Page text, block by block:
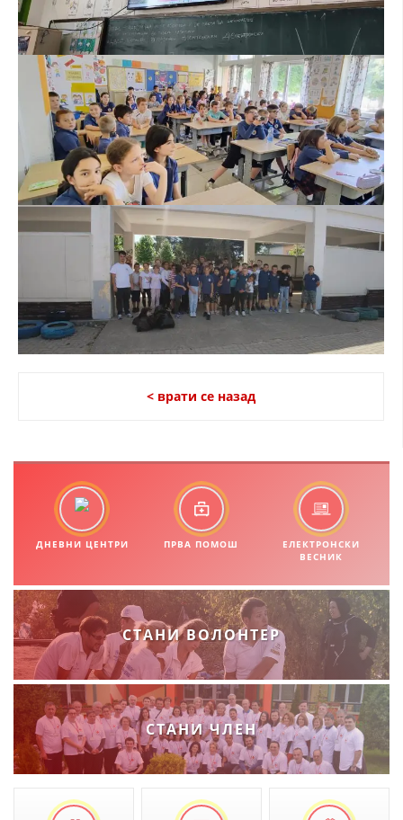
СТРУКТУРА И ОРГАНИЗАЦИОНА ПОСТАВЕНОСТ
ДИСЕМИНАЦИЈА
MЕЃУНАРОДНО ХУМАНИТАРНО ПРАВО
ПРОМОЦИЈА НА ХУМАНИ ВРЕДНОСТИ
УПОТРЕБА И ЗАШТИТА НА АМБЛЕМОТ
СОЦИЈАЛНО ХУМАНИТАРНА ДЕЈНОСТ
КАКО ДА ДОНИРАТЕ
ПОДГОТВЕНОСТ И ДЕЈСТВО ПРИ КАТАСТРОФИ
ТИМОВИ НА ООЦК
СПАСИТЕЛНА СТАНИЦА ВОДНО
ПРОЕКТИ – ПОДГОТВЕНОСТ И ДЕЈСТВУВАЊЕ ПРИ КАТАСТРОФИ
ЗНАЧЕЊЕ НА СЛУЖБАТА ЗА БАРАЊЕ
ФОРМУЛАРИ ЗА БАРАЊА
ЗДРАВСТВЕНО ПРЕВЕНТИВНА ДЕЈНОСТ
ПРВА ПОМОШ
КРВОДАРИТЕЛСТВО
ИНФОРМАЦИИ ЗА БОЛЕСТИ
МЕНАЏМЕНТ НА ВОЛОНТЕРИ
< врати се назад
ДНЕВНИ ЦЕНТРИ ПРВА ПОМОШ
ЕЛЕКТРОНСКИ
ВЕСНИК
СТАНИ ВОЛОНТЕР
СТАНИ ЧЛЕН